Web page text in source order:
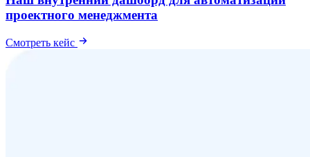
проектного менеджмента
Смотреть кейс